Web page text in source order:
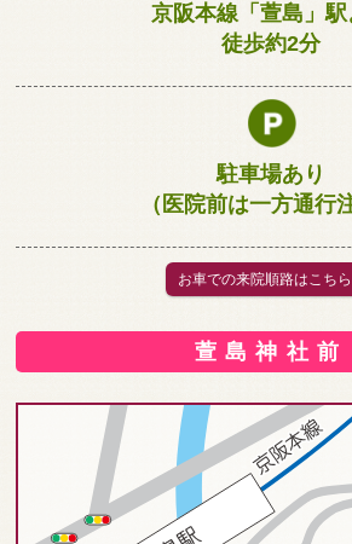
京阪本線「萱島」駅
徒歩約2分
駐車場あり
（医院前は一方通行
お車での来院順路はこちら
萱島神社前